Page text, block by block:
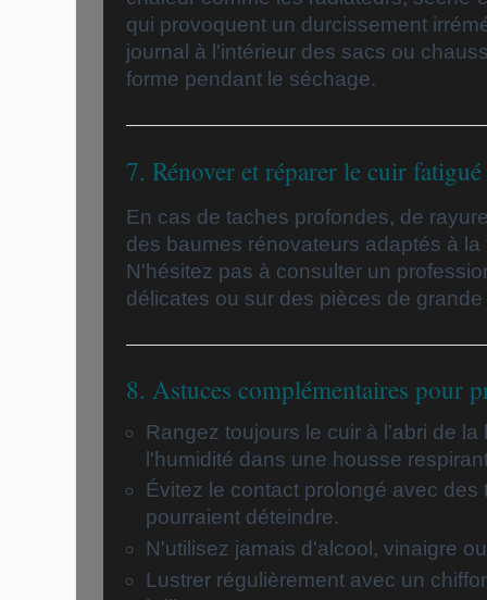
qui provoquent un durcissement
journal à l'intérieur des sacs ou
forme pendant le séchage.
7. Rénover et réparer le cuir fatigué
En cas de taches profondes, de
des baumes rénovateurs adaptés à la
N'hésitez pas à consulter un
délicates ou sur des pièces de grande
8. Astuces complémentaires pour
Rangez toujours le cuir à l'abri de la
l'humidité dans une housse
Évitez le contact prolongé avec des
pourraient déteindre.
N'utilisez jamais d'alcool, vinaigre
Lustrer régulièrement avec un